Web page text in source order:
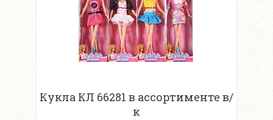
Кукла КЛ 66281 в ассортименте в/
к